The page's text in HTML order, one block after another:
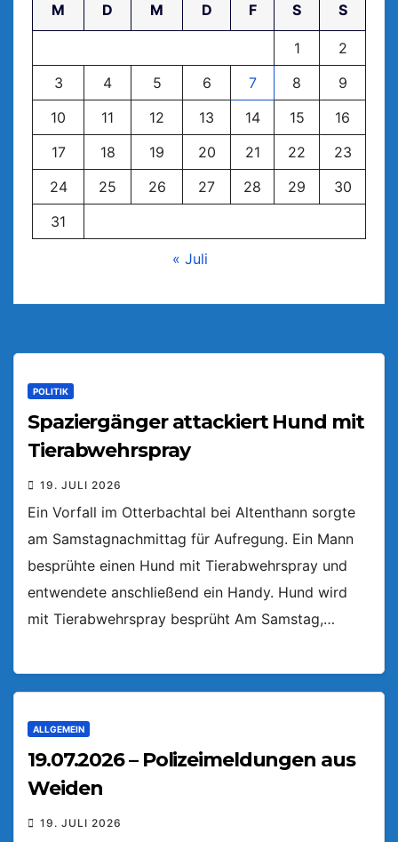
M D M D F S S
1
2
3
4 5 6 7 8
9
10
11 12 13 14 15
16
17
18 19 20 21 22
23
24
25 26 27 28 29
30
31
« Juli
POLITIK
Spaziergänger attackiert Hund mit
Tierabwehrspray
19. JULI 2026
Ein Vorfall im Otterbachtal bei Altenthann sorgte
am Samstagnachmittag für Aufregung. Ein Mann
besprühte einen Hund mit Tierabwehrspray und
entwendete anschließend ein Handy. Hund wird
mit Tierabwehrspray besprüht Am Samstag,…
ALLGEMEIN
19.07.2026 – Polizeimeldungen aus
Weiden
19. JULI 2026